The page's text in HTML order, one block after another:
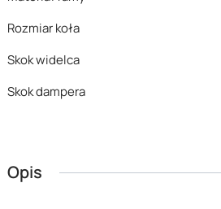
Rozmiar koła
Skok widelca
Skok dampera
Opis